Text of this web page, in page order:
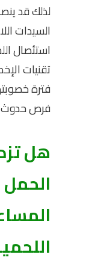
لذلك قد
السيدات
استئصال
تقنيات
فترة
فرص حدوث
هل